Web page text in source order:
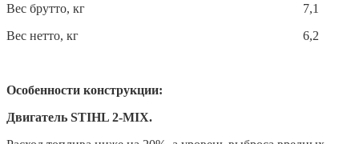
Вес брутто, кг 7,1
Вес нетто, кг 6,2
Особенности конструкции:
Двигатель STIHL 2-MIX.